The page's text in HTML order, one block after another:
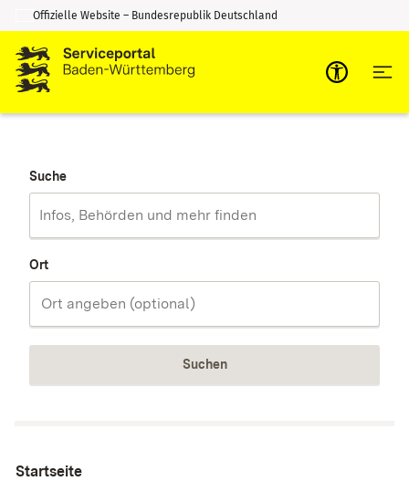
Zum Inhalt springen
Zur Suche springen
Offizielle Website – Bundesrepublik Deutschland
Suche
Ort
Suchen
Startseite